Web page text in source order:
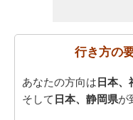
行き方の
あなたの方向は 日本
そして 日本、静岡県が